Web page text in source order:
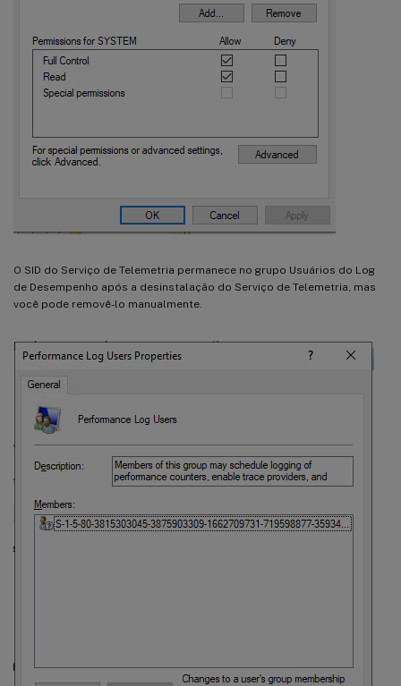
O SID do Serviço de Telemetria permanece no grupo Usuários do Log
de Desempenho após a desinstalação do Serviço de Telemetria, mas
você pode removê-lo manualmente.